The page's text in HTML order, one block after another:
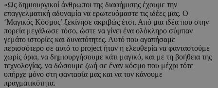
«Ως δημιουργικοί άνθρωποι της διαφήμισης έχουμε την
επαγγελματική αδυναμία να ερωτευόμαστε τις ιδέες μας. Ο
‘Μαγικός Κόσμος’ ξεκίνησε ακριβώς έτσι. Από μια ιδέα που στην
πορεία μεγάλωσε τόσο, ώστε να γίνει ένα ολόκληρο σύμπαν
γεμάτο ιστορίες και δυνατότητες. Αυτό που αγαπήσαμε
περισσότερο σε αυτό το project ήταν η ελευθερία να φανταστούμε
χωρίς όρια, να δημιουργήσουμε κάτι μαγικό, και με τη βοήθεια της
τεχνολογίας, να δώσουμε ζωή σε έναν κόσμο που μέχρι τότε
υπήρχε μόνο στη φαντασία μας και να τον κάνουμε
πραγματικότητα.